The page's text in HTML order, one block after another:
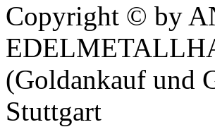
Copyright © by
(Goldankauf und
Stuttgart